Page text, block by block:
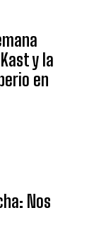
y la
en
Nos